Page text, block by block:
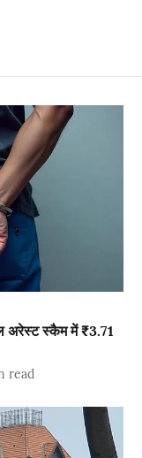
अरेस्ट स्कैम में ₹3.71
read